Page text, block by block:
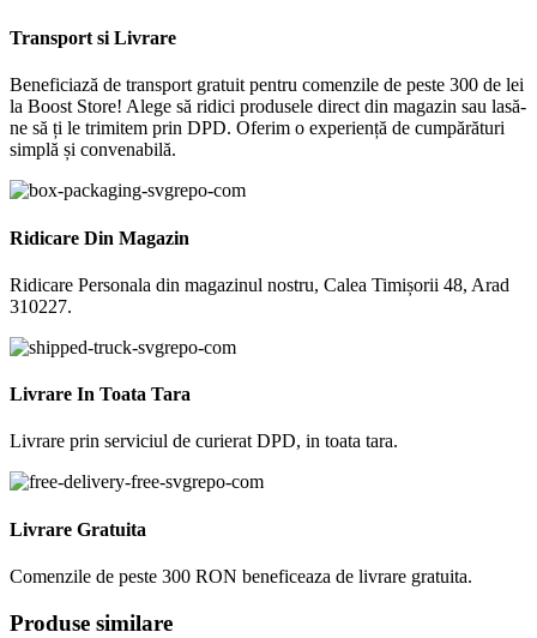
Transport si Livrare
Beneficiază de transport gratuit pentru comenzile de peste 300 de lei
la Boost Store! Alege să ridici produsele direct din magazin sau lasă-
ne să ți le trimitem prin DPD. Oferim o experiență de cumpărături
simplă și convenabilă.
Ridicare Din Magazin
Ridicare Personala din magazinul nostru, Calea Timișorii 48, Arad
310227.
Livrare In Toata Tara
Livrare prin serviciul de curierat DPD, in toata tara.
Livrare Gratuita
Comenzile de peste 300 RON beneficeaza de livrare gratuita.
Produse similare